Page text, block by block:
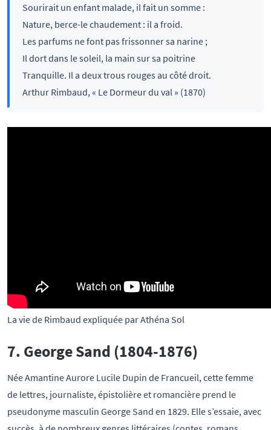
Sourirait un enfant malade, il fait un somme :
Nature, berce-le chaudement : il a froid.
Les parfums ne font pas frissonner sa narine ;
Il dort dans le soleil, la main sur sa poitrine
Tranquille. Il a deux trous rouges au côté droit.
Arthur Rimbaud, « Le Dormeur du val » (1870)
La vie de Rimbaud expliquée par Athéna Sol
7. George Sand (1804-1876)
Née Amantine Aurore Lucile Dupin de Francueil, cette femme
de lettres, journaliste, épistolière et romancière prend le
pseudonyme masculin George Sand en 1829. Elle s’essaie, avec